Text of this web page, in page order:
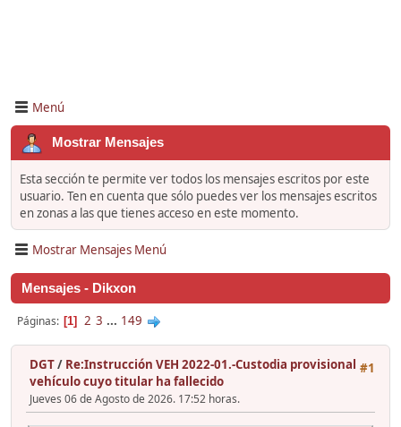
Menú
Mostrar Mensajes
Esta sección te permite ver todos los mensajes escritos por este
usuario. Ten en cuenta que sólo puedes ver los mensajes escritos
en zonas a las que tienes acceso en este momento.
Mostrar Mensajes Menú
Mensajes - Dikxon
Páginas 1 2 3 ... 149
#1
DGT/ Re:Instrucción VEH 2022-01.-Custodia provisional
vehículo cuyo titular ha fallecido
Jueves 06 de Agosto de 2026. 17:52 horas.